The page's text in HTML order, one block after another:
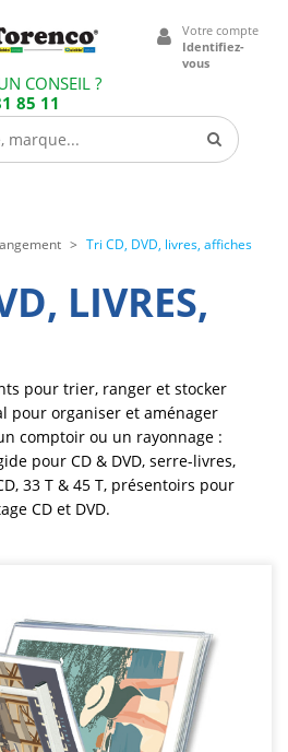
CONSEIL ?
85 11
Votre compte
Identifiez-
vous
Tri CD, DVD, livres, affiches
LIVRES,
pour trier, ranger et stocker
pour organiser et aménager
comptoir ou un rayonnage :
pour CD & DVD, serre-livres,
33 T & 45 T, présentoirs pour
CD et DVD.